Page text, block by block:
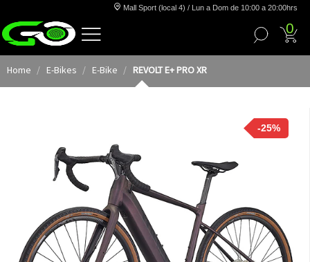
Mall Sport (local 4) / Lun a Dom de 10:00 a 20:00hrs
0
Home E-Bikes E-Bike REVOLT E+ PRO XR
-25%